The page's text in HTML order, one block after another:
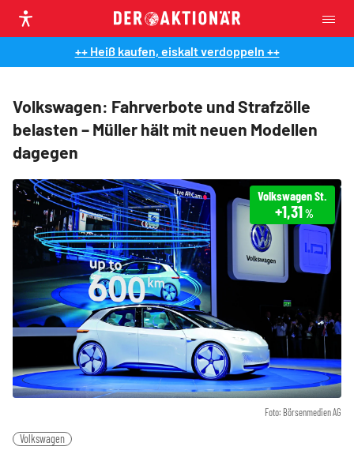
++ Heiß kaufen, eiskalt verdoppeln ++
Volkswagen: Fahrverbote und Strafzölle
belasten – Müller hält mit neuen Modellen
dagegen
Foto: Börsenmedien AG
Volkswagen St.
+1,31 %
Volkswagen